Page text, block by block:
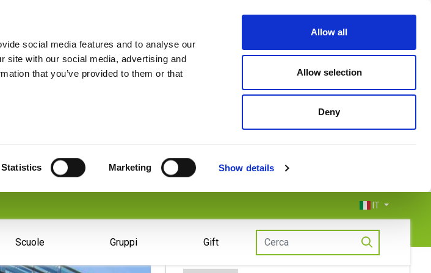
social media features and to analyse our
site with our social media, advertising and
that you’ve provided to them or that
Statistics Marketing Show details
Allow all
Allow selection
Deny
IT
Scuole Gruppi Gift